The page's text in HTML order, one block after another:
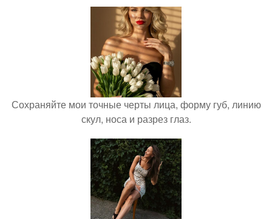
Сохраняйте мои точные черты лица, форму губ, линию
скул, носа и разрез глаз.